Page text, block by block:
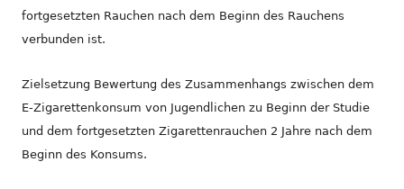
fortgesetzten Rauchen nach dem Beginn des Rauchens
verbunden ist.
Zielsetzung Bewertung des Zusammenhangs zwischen dem
E-Zigarettenkonsum von Jugendlichen zu Beginn der Studie
und dem fortgesetzten Zigarettenrauchen 2 Jahre nach dem
Beginn des Konsums.